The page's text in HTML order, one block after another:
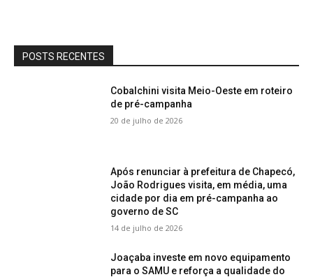
POSTS RECENTES
Cobalchini visita Meio-Oeste em roteiro
de pré-campanha
20 de julho de 2026
Após renunciar à prefeitura de Chapecó,
João Rodrigues visita, em média, uma
cidade por dia em pré-campanha ao
governo de SC
14 de julho de 2026
Joaçaba investe em novo equipamento
para o SAMU e reforça a qualidade do